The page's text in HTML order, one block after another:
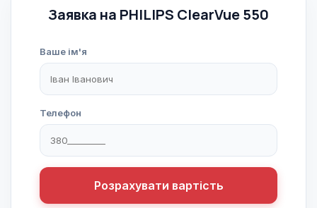
Заявка на PHILIPS ClearVue 550
Ваше ім'я
Телефон
Розрахувати вартість